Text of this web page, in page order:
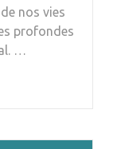
nos vies
profondes
…